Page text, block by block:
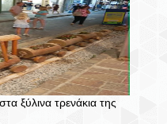
ξύλινα τρενάκια της